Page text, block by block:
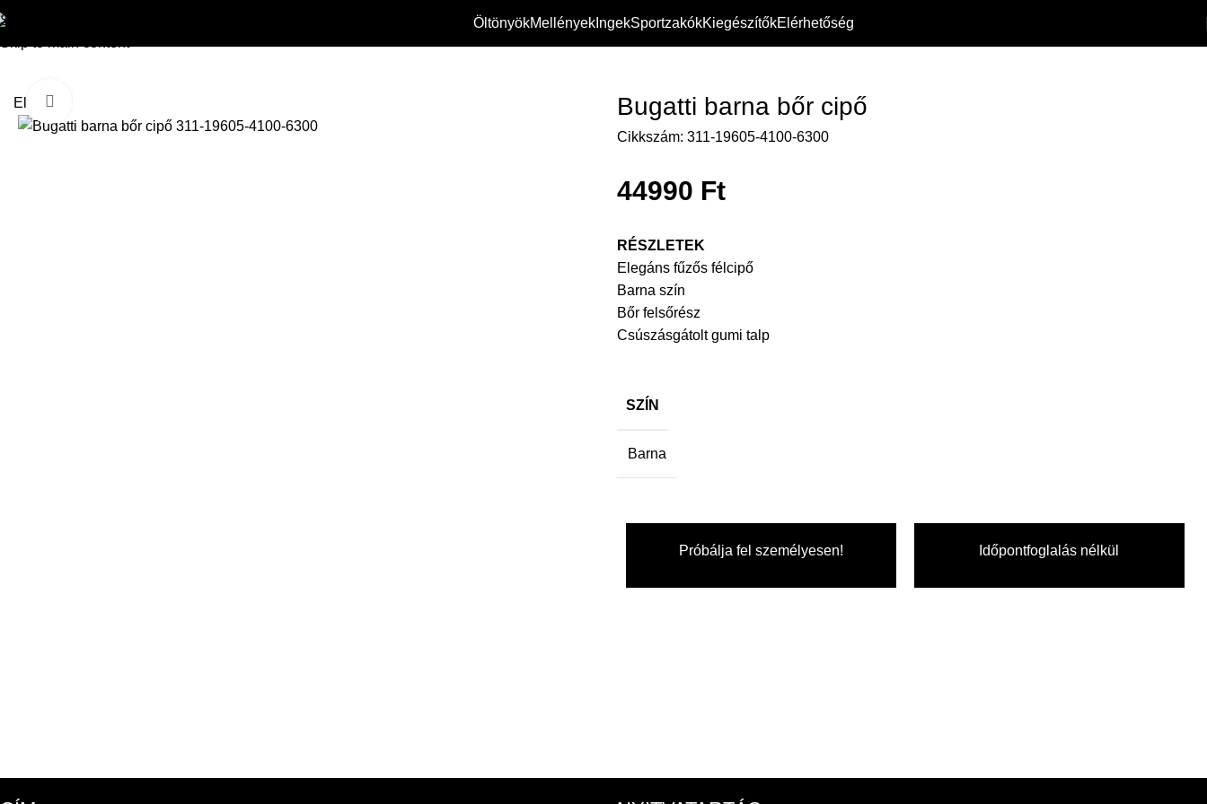
Skip to navigation
ÖltönyökMellények IngekSportzakókKiegészítőkElérhetőség
Elfogyott Bugatti barna bőr cipő
Cikkszám: 311-19605-4100-6300
44990 Ft
RÉSZLETEK
Elegáns fűzős félcipő
Barna szín
Bőr felsőrész
Csúszásgátolt gumi talp
SZÍN
Barna
Próbálja fel személyesen! Időpontfoglalás nélkül